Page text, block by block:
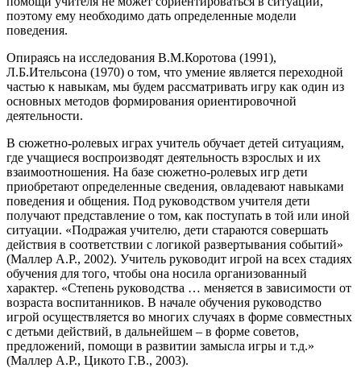
поэтому ему необходимо дать определенные модели
поведения.
Опираясь на исследования В.М.Коротова (1991),
Л.Б.Ительсона (1970) о том, что умение является переходной
частью к навыкам, мы будем рассматривать игру как один из
основных методов формирования ориентировочной
деятельности.
В сюжетно-ролевых играх учитель обучает детей ситуациям,
где учащиеся воспроизводят деятельность взрослых и их
взаимоотношения. На базе сюжетно-ролевых игр дети
приобретают определенные сведения, овладевают навыками
поведения и общения. Под руководством учителя дети
получают представление о том, как поступать в той или иной
ситуации. «Подражая учителю, дети стараются совершать
действия в соответствии с логикой развертывания событий»
(Маллер А.Р., 2002). Учитель руководит игрой на всех стадиях
обучения для того, чтобы она носила организованный
характер. «Степень руководства … меняется в зависимости от
возраста воспитанников. В начале обучения руководство
игрой осуществляется во многих случаях в форме совместных
с детьми действий, в дальнейшем – в форме советов,
предложений, помощи в развитии замысла игры и т.д.»
(Маллер А.Р., Цикото Г.В., 2003).